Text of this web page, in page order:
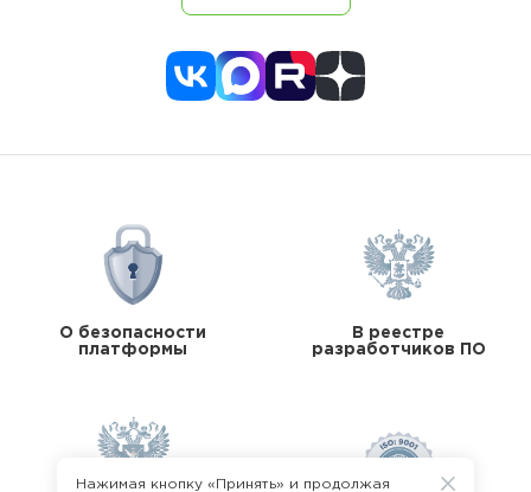
О безопасности
платформы
В реестре
разработчиков ПО
Нажимая кнопку «Принять» и продолжая